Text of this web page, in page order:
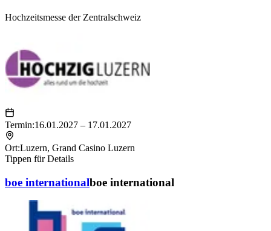
Hochzeitsmesse der Zentralschweiz
Termin:16.01.2027 – 17.01.2027
Ort:Luzern, Grand Casino Luzern
Tippen für Details
boe internationalboe international